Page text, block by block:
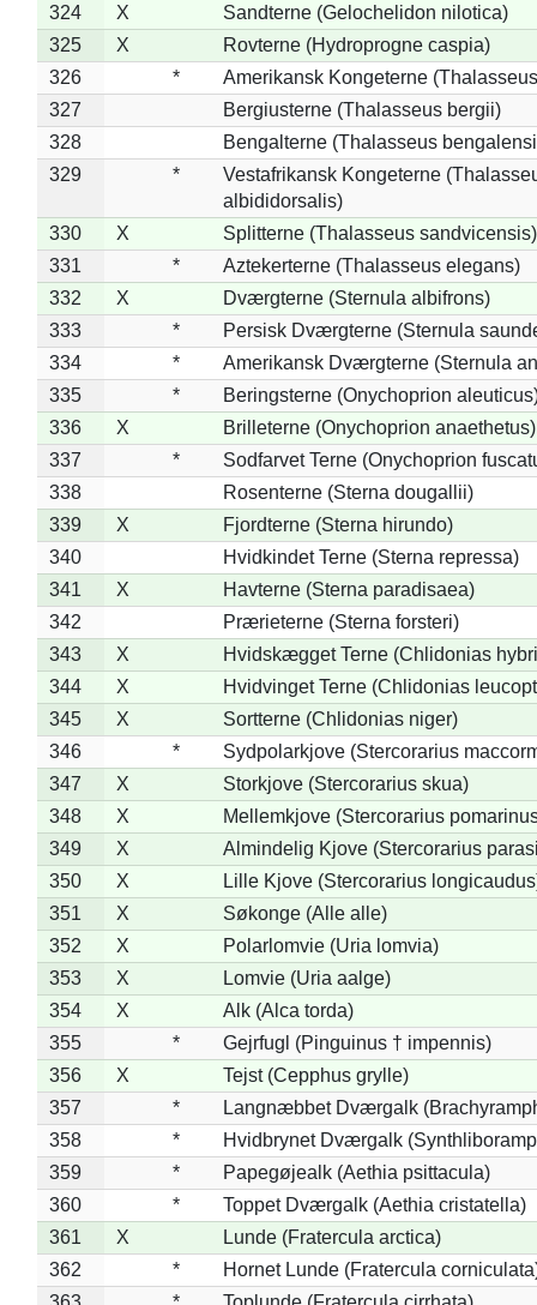
324
X
Sandterne (Gelochelidon nilotica)
325
X
Rovterne (Hydroprogne caspia)
326
*
Amerikansk Kongeterne
327
Bergiusterne (Thalasseus bergii)
328
Bengalterne (Thalasseus
329
*
Vestafrikansk Kongeterne
albididorsalis)
330
X
Splitterne (Thalasseus sandvicensis)
331
*
Aztekerterne (Thalasseus elegans)
332
X
Dværgterne (Sternula albifrons)
333
*
Persisk Dværgterne (Sternula
334
*
Amerikansk Dværgterne (Sternula
335
*
Beringsterne (Onychoprion
336
X
Brilleterne (Onychoprion anaethetus)
337
*
Sodfarvet Terne (Onychoprion
338
Rosenterne (Sterna dougallii)
339
X
Fjordterne (Sterna hirundo)
340
Hvidkindet Terne (Sterna repressa)
341
X
Havterne (Sterna paradisaea)
342
Prærieterne (Sterna forsteri)
343
X
Hvidskægget Terne (Chlidonias
344
X
Hvidvinget Terne (Chlidonias
345
X
Sortterne (Chlidonias niger)
346
*
Sydpolarkjove (Stercorarius
347
X
Storkjove (Stercorarius skua)
348
X
Mellemkjove (Stercorarius
349
X
Almindelig Kjove (Stercorarius
350
X
Lille Kjove (Stercorarius
351
X
Søkonge (Alle alle)
352
X
Polarlomvie (Uria lomvia)
353
X
Lomvie (Uria aalge)
354
X
Alk (Alca torda)
355
*
Gejrfugl (Pinguinus † impennis)
356
X
Tejst (Cepphus grylle)
357
*
Langnæbbet Dværgalk
358
*
Hvidbrynet Dværgalk
359
*
Papegøjealk (Aethia psittacula)
360
*
Toppet Dværgalk (Aethia cristatella)
361
X
Lunde (Fratercula arctica)
362
*
Hornet Lunde (Fratercula